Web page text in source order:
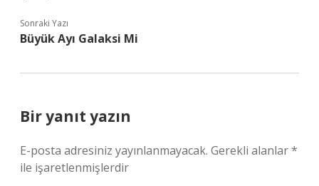
Sonraki Yazı
Büyük Ayı Galaksi Mi
Bir yanıt yazın
E-posta adresiniz yayınlanmayacak. Gerekli alanlar*
ile işaretlenmişlerdir